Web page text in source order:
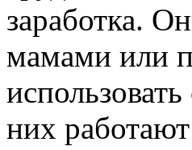
заработка.
мамами или
них